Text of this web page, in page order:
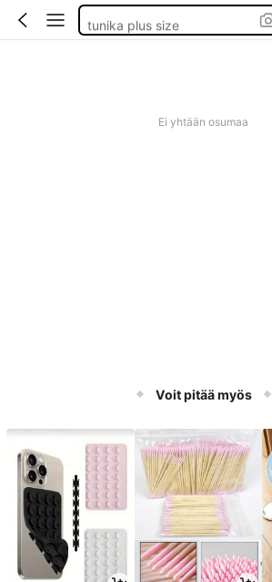
tunika plus size
Ei yhtään osumaa
Voit pitää myös